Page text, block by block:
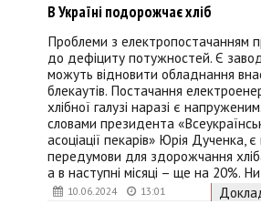
10.06.2024 13:01
В Україні подорожчає хліб
Проблеми з електропостачанням
до дефіциту потужностей. Є
можуть відновити обладнання
блекаутів. Постачання
хлібної галузі наразі є
словами президента
асоціації пекарів» Юрія Дученка, є
передумови для здорожчання
а в наступні місяці – ще на 20%. Ни